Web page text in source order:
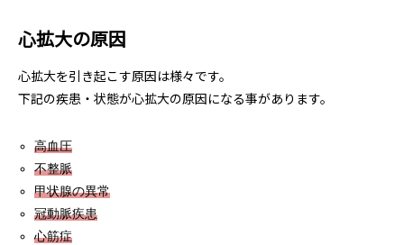
心拡大の原因
心拡大を引き起こす原因は様々です。
下記の疾患・状態が心拡大の原因になる事があります。
高血圧
不整脈
甲状腺の異常
冠動脈疾患
心筋症